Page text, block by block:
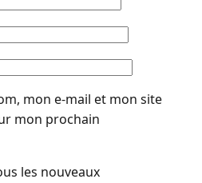
mon e-mail et mon site
mon prochain
les nouveaux